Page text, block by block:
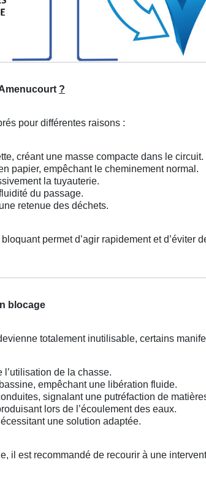
?
pour différentes raisons :
créant une masse compacte dans le circuit.
papier, empêchant le cheminement normal.
la tuyauterie.
du passage.
retenue des déchets.
permet d’agir rapidement et d’éviter
blocage
totalement inutilisable, certains
l’utilisation de la chasse.
empêchant une libération fluide.
signalant une putréfaction de
lors de l’écoulement des eaux.
une solution adaptée.
il est recommandé de recourir à une